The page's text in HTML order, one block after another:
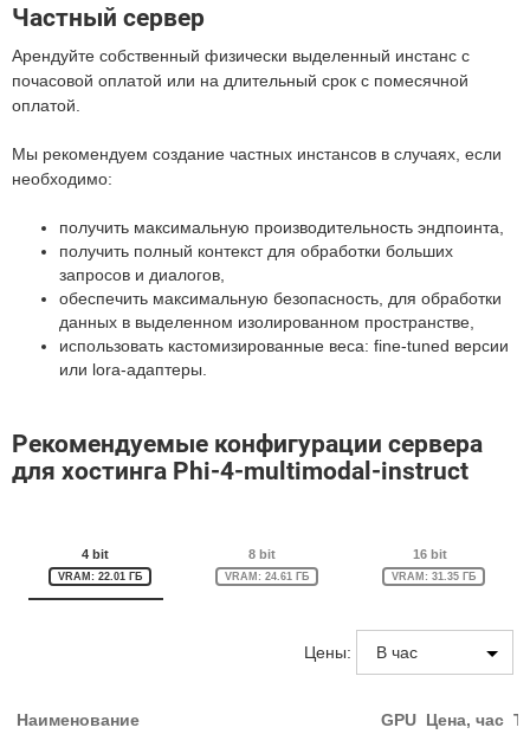
Частный сервер
Арендуйте собственный физически выделенный инстанс с
почасовой оплатой или на длительный срок с помесячной
оплатой.
Мы рекомендуем создание частных инстансов в случаях, если
необходимо:
получить максимальную производительность эндпоинта,
получить полный контекст для обработки больших
запросов и диалогов,
обеспечить максимальную безопасность, для обработки
данных в выделенном изолированном пространстве,
использовать кастомизированные веса: fine-tuned версии
или lora-адаптеры.
Рекомендуемые конфигурации сервера
для хостинга Phi-4-multimodal-instruct
4 bit
VRAM: 22.01 ГБ
8 bit
VRAM: 24.61 ГБ
16 bit
VRAM: 31.35 ГБ
Цены:
Наименование GPU Цена, час